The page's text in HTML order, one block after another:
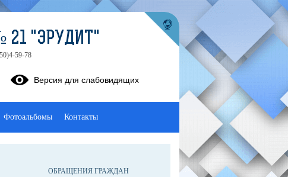
ОБРАЩЕНИЯ ГРАЖДАН
21 "ЭРУДИТ"
59-78
Версия для слабовидящих
Фотоальбомы Контакты